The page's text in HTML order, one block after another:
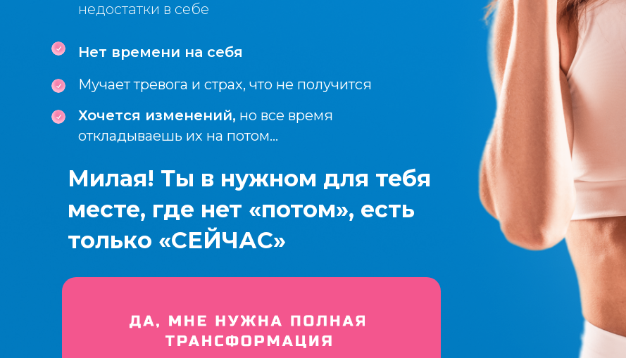
недостатки в себе
Нет времени на себя
Хочется изменений, но все время
откладываешь их на потом...
Милая! Ты в нужном для тебя
месте, где нет «потом», есть
только «СЕЙЧАС»
Мучает тревога и страх, что не получится